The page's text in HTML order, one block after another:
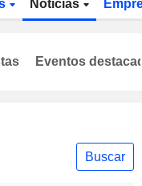
Noticias
Buscar
Eventos